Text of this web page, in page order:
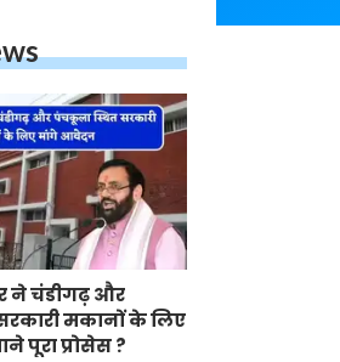
ने चंडीगढ़ और
मकानों के लिए
पूरा प्रोसेस ?